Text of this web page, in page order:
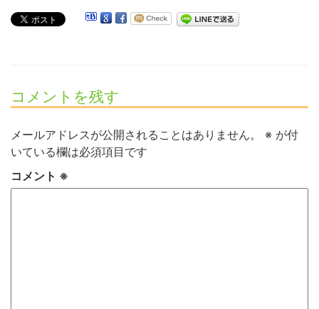
コメントを残す
メールアドレスが公開されることはありません。 ※ が付
いている欄は必須項目です
コメント ※